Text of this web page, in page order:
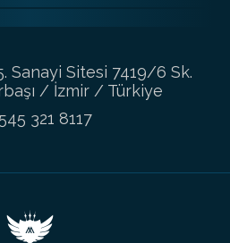
Sanayi Sitesi 7419/6 Sk.
/ İzmir / Türkiye
321 8117